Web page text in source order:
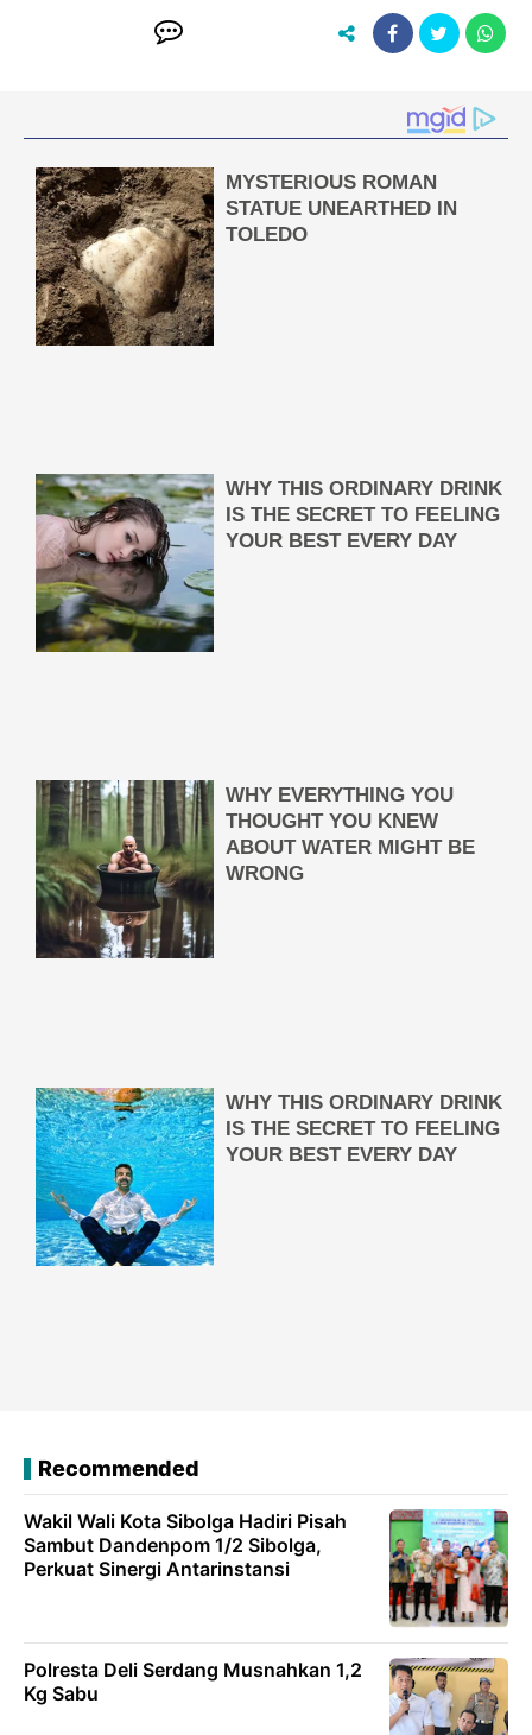
Recommended
Wakil Wali Kota Sibolga Hadiri Pisah
Sambut Dandenpom 1/2 Sibolga,
Perkuat Sinergi Antarinstansi
Polresta Deli Serdang Musnahkan 1,2
Kg Sabu